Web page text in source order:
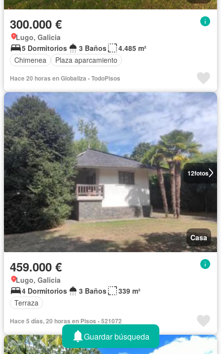
300.000 €
Lugo, Galicia
5 Dormitorios
3 Baños
4.485 m²
Chimenea
Plaza aparcamiento
Hace 20 horas en Globaliza - TodoPisos
12fotos
Casa
459.000 €
Lugo, Galicia
4 Dormitorios
3 Baños
339 m²
Terraza
Hace 5 días, 20 horas en Pisos - 521072
Guardar búsqueda